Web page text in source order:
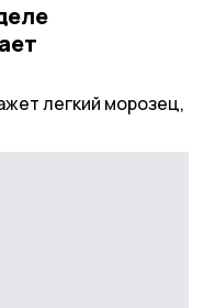
легкий морозец,